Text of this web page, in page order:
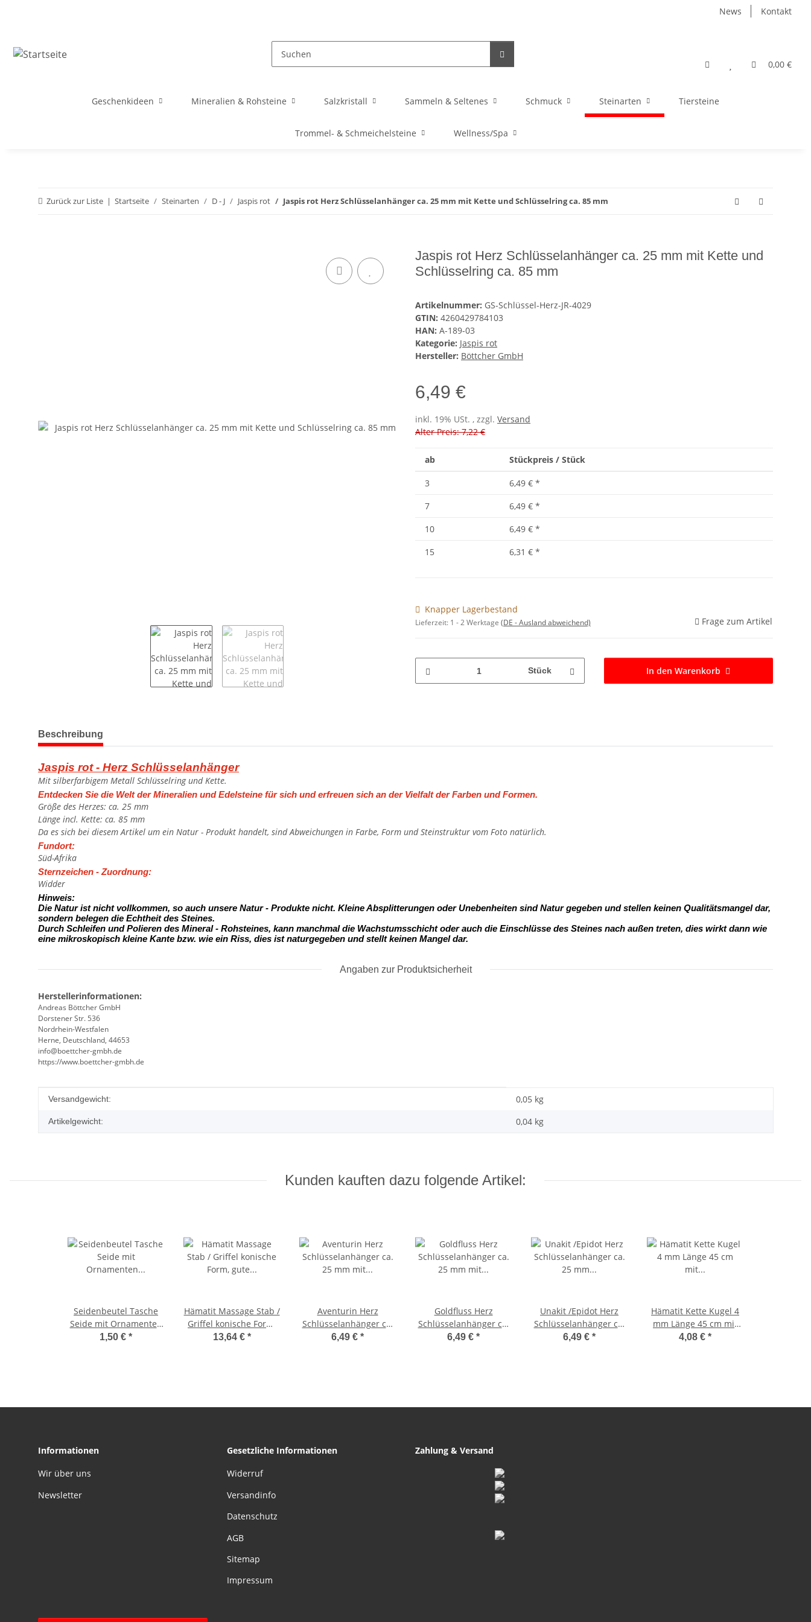
News Kontakt
0,00 €
Geschenkideen Mineralien & Rohsteine Salzkristall Sammeln & Seltenes Schmuck Steinarten Tiersteine
Trommel- & Schmeichelsteine Wellness/Spa
Zurück zur Liste Startseite Steinarten D - J Jaspis rot Jaspis rot Herz Schlüsselanhänger ca. 25 mm mit Kette und Schlüsselring ca. 85 mm
Jaspis rot Herz Schlüsselanhänger ca. 25 mm mit Kette und
Schlüsselring ca. 85 mm
Artikelnummer: GS-Schlüssel-Herz-JR-4029
GTIN: 4260429784103
HAN: A-189-03
Kategorie: Jaspis rot
Hersteller: Böttcher GmbH
6,49 €
inkl. 19% USt. , zzgl. Versand
Alter Preis: 7,22 €
ab Stückpreis / Stück
3 6,49 € *
7
6,49 € *
10
6,49 € *
15
6,31 € *
Knapper Lagerbestand
Lieferzeit: 1 - 2 Werktage (DE - Ausland abweichend) Frage zum Artikel
Stück In den Warenkorb
weitere Registerkarten anzeigen
Beschreibung
Jaspis rot - Herz Schlüsselanhänger
Mit silberfarbigem Metall Schlüsselring und Kette.
Entdecken Sie die Welt der Mineralien und Edelsteine für sich und erfreuen sich an der Vielfalt der Farben und Formen.
Größe des Herzes: ca. 25 mm
Länge incl. Kette: ca. 85 mm
Da es sich bei diesem Artikel um ein Natur - Produkt handelt, sind Abweichungen in Farbe, Form und Steinstruktur vom Foto natürlich.
Fundort:
Süd-Afrika
Sternzeichen - Zuordnung:
Widder
Hinweis:
Die Natur ist nicht vollkommen, so auch unsere Natur - Produkte nicht. Kleine Absplitterungen oder Unebenheiten sind Natur gegeben und stellen keinen Qualitätsmangel dar,
sondern belegen die Echtheit des Steines.
Durch Schleifen und Polieren des Mineral - Rohsteines, kann manchmal die Wachstumsschicht oder auch die Einschlüsse des Steines nach außen treten, dies wirkt dann wie
eine mikroskopisch kleine Kante bzw. wie ein Riss, dies ist naturgegeben und stellt keinen Mangel dar.
Angaben zur Produktsicherheit
Herstellerinformationen:
Andreas Böttcher GmbH
Dorstener Str. 536
Nordrhein-Westfalen
Herne, Deutschland, 44653
info@boettcher-gmbh.de
https://www.boettcher-gmbh.de
Produkteigenschaft
Wert
Versandgewicht: 0,05 kg
Artikelgewicht: 0,04 kg
Kunden kauften dazu folgende Artikel:
Seidenbeutel Tasche
Seide mit Ornamenten
Kosmetiktäschen gelb
1,50 € *
Hämatit Massage Stab /
Griffel konische Form,
gute Steinqualität ca.
13,64 € *
Aventurin Herz
Schlüsselanhänger ca.
25 mm mit Kette und
6,49 € *
Goldfluss Herz
Schlüsselanhänger ca.
25 mm mit Kette und
6,49 € *
Unakit /Epidot Herz
Schlüsselanhänger ca.
25 mm mit Kette ca. 85
6,49 € *
Hämatit Kette Kugel 4
mm Länge 45 cm mit
Karabinerverschluss
4,08 € *
Informationen
Wir über uns
Newsletter
Gesetzliche Informationen
Widerruf
Versandinfo
Datenschutz
AGB
Sitemap
Impressum
Zahlung & Versand